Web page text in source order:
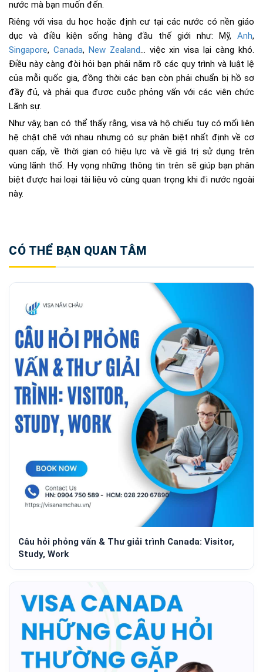
nước mà bạn muốn đến.
Riêng với visa du học hoặc định cư tại các nước có nền giáo
dục và điều kiện sống hàng đầu thế giới như: Mỹ, Anh,
Singapore, Canada, New Zealand… việc xin visa lại càng khó.
Điều này càng đòi hỏi bạn phải nắm rõ các quy trình và luật lệ
của mỗi quốc gia, đồng thời các bạn còn phải chuẩn bị hồ sơ
đầy đủ, và phải qua được cuộc phỏng vấn với các viên chức
Lãnh sự.
Như vậy, bạn có thể thấy rằng, visa và hộ chiếu tuy có mối liên
hệ chặt chẽ với nhau nhưng có sự phân biệt nhất định về cơ
quan cấp, về thời gian có hiệu lực và về giá trị sử dụng trên
vùng lãnh thổ. Hy vọng những thông tin trên sẽ giúp bạn phân
biệt được hai loại tài liệu vô cùng quan trọng khi đi nước ngoài
này.
CÓ THỂ BẠN QUAN TÂM
Câu hỏi phỏng vấn & Thư giải trình Canada: Visitor,
Study, Work